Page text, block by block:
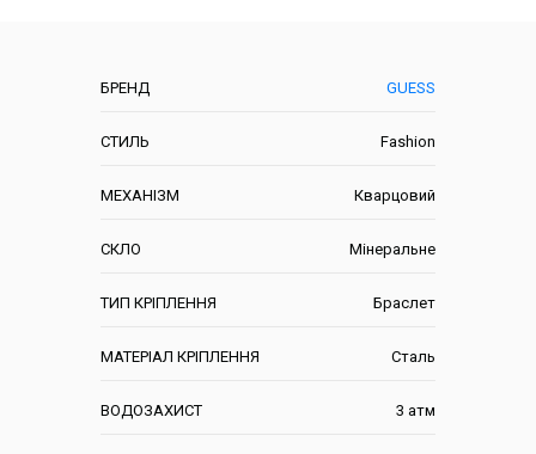
БРЕНД GUESS
СТИЛЬ Fashion
МЕХАНІЗМ Кварцовий
СКЛО Мінеральне
ТИП КРІПЛЕННЯ Браслет
МАТЕРІАЛ КРІПЛЕННЯ Сталь
ВОДОЗАХИСТ 3 атм